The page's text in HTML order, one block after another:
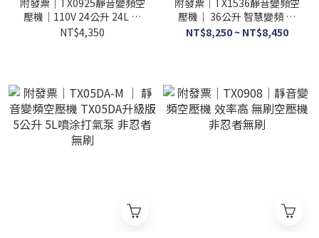
附發票｜TX0925靜音變頻空
壓機｜110V 24公升 24L 小
型木工噴涂打氣泵 非忍者無
NT$4,350
附發票｜TX1536靜音變頻空
壓機｜ 36公升 智慧變頻 無
碳刷風車 壽命 效率高 無刷
NT$8,250 ~ NT$8,450